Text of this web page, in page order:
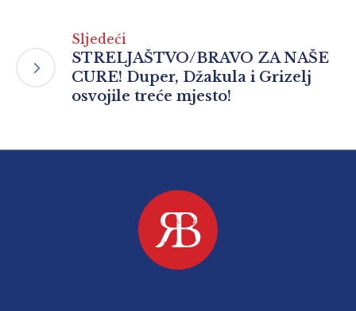
Sljedeći
STRELJAŠTVO/BRAVO ZA NAŠE
CURE! Duper, Džakula i Grizelj
osvojile treće mjesto!